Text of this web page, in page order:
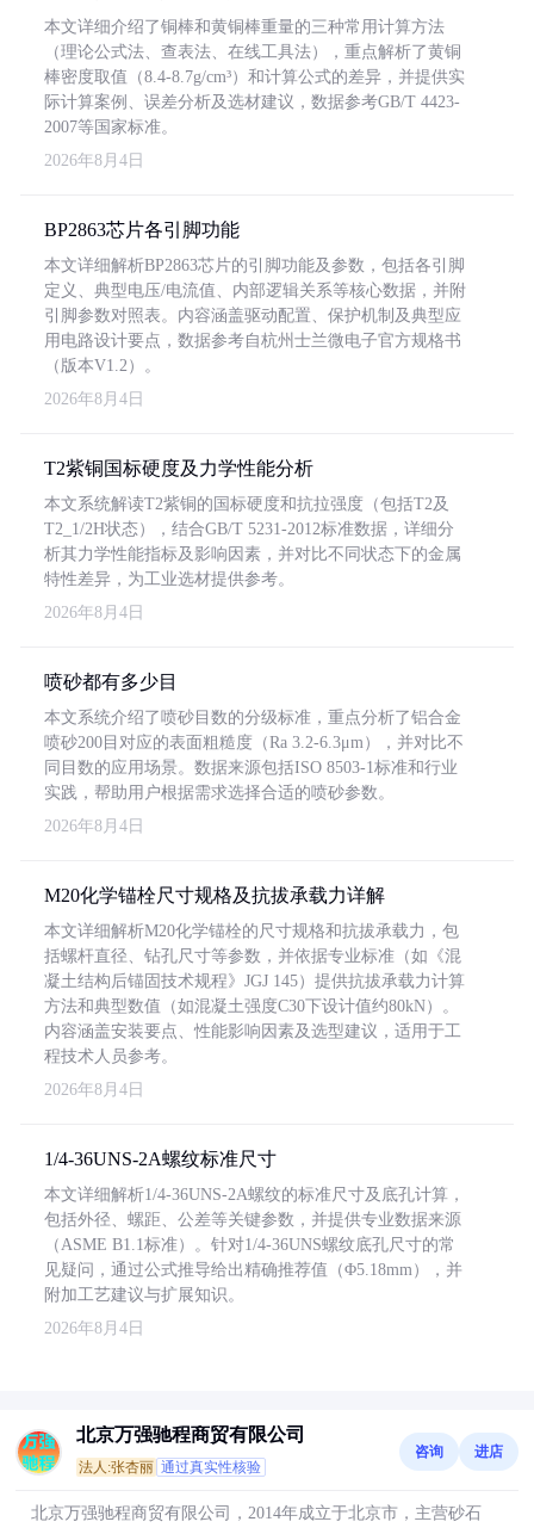
本文详细介绍了铜棒和黄铜棒重量的三种常用计算方法
（理论公式法、查表法、在线工具法），重点解析了黄铜
棒密度取值（8.4-8.7g/cm³）和计算公式的差异，并提供实
际计算案例、误差分析及选材建议，数据参考GB/T 4423-
2007等国家标准。
2026年8月4日
BP2863芯片各引脚功能
本文详细解析BP2863芯片的引脚功能及参数，包括各引脚
定义、典型电压/电流值、内部逻辑关系等核心数据，并附
引脚参数对照表。内容涵盖驱动配置、保护机制及典型应
用电路设计要点，数据参考自杭州士兰微电子官方规格书
（版本V1.2）。
2026年8月4日
T2紫铜国标硬度及力学性能分析
本文系统解读T2紫铜的国标硬度和抗拉强度（包括T2及
T2_1/2H状态），结合GB/T 5231-2012标准数据，详细分
析其力学性能指标及影响因素，并对比不同状态下的金属
特性差异，为工业选材提供参考。
2026年8月4日
喷砂都有多少目
本文系统介绍了喷砂目数的分级标准，重点分析了铝合金
喷砂200目对应的表面粗糙度（Ra 3.2-6.3μm），并对比不
同目数的应用场景。数据来源包括ISO 8503-1标准和行业
实践，帮助用户根据需求选择合适的喷砂参数。
2026年8月4日
M20化学锚栓尺寸规格及抗拔承载力详解
本文详细解析M20化学锚栓的尺寸规格和抗拔承载力，包
括螺杆直径、钻孔尺寸等参数，并依据专业标准（如《混
凝土结构后锚固技术规程》JGJ 145）提供抗拔承载力计算
方法和典型数值（如混凝土强度C30下设计值约80kN）。
内容涵盖安装要点、性能影响因素及选型建议，适用于工
程技术人员参考。
2026年8月4日
1/4-36UNS-2A螺纹标准尺寸
本文详细解析1/4-36UNS-2A螺纹的标准尺寸及底孔计算，
包括外径、螺距、公差等关键参数，并提供专业数据来源
（ASME B1.1标准）。针对1/4-36UNS螺纹底孔尺寸的常
见疑问，通过公式推导给出精确推荐值（Φ5.18mm），并
附加工艺建议与扩展知识。
2026年8月4日
北京万强驰程商贸有限公司
法人:张杏丽 通过真实性核验
咨询 进店
北京万强驰程商贸有限公司，2014年成立于北京市，主营砂石